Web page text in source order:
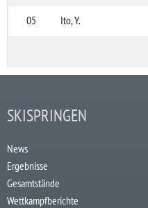
05 Ito, Y.
SKISPRINGEN
News
Ergebnisse
Gesamtstände
Wettkampfberichte